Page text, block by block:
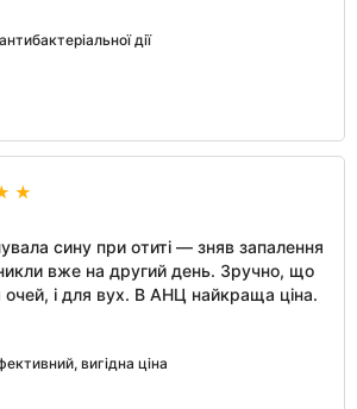
дії
сину при отиті — зняв запалення
вже на другий день. Зручно, що
очей, і для вух. В АНЦ найкраща ціна.
вигідна ціна